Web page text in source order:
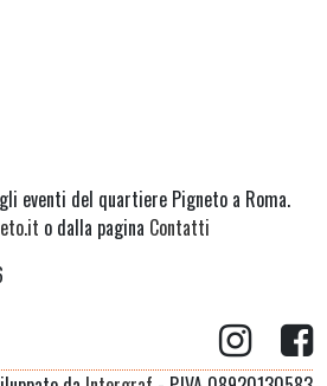
eventi del quartiere Pigneto a Roma.
o dalla pagina Contatti